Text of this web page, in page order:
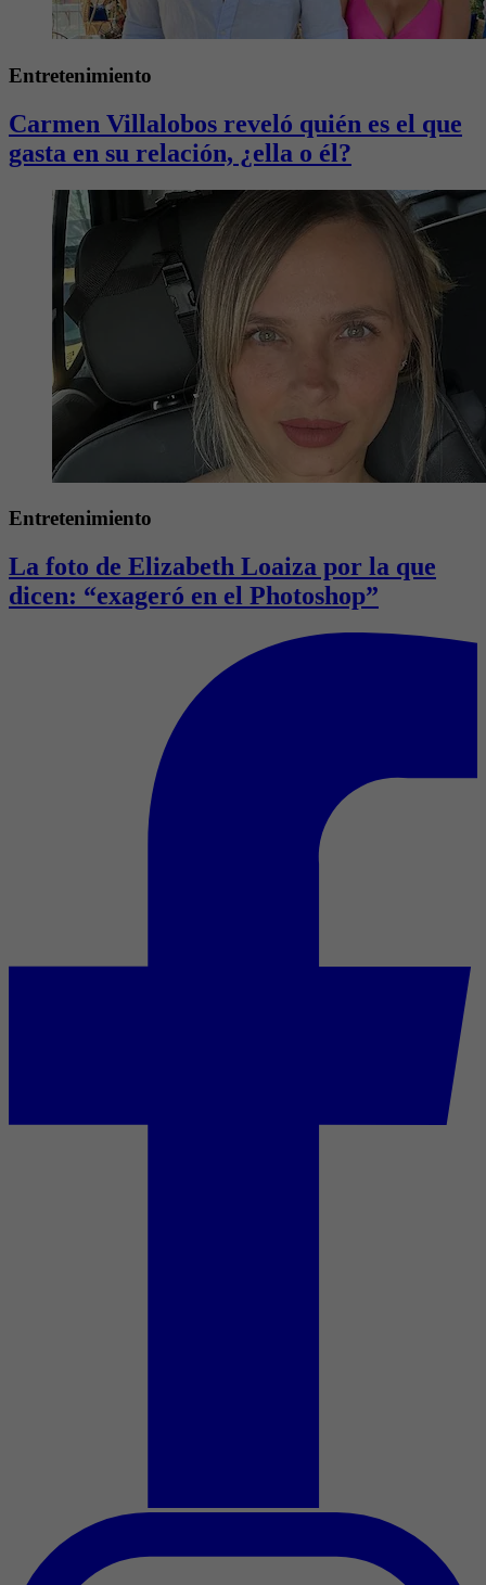
Entretenimiento
Carmen Villalobos reveló quién es el que
gasta en su relación, ¿ella o él?
Entretenimiento
La foto de Elizabeth Loaiza por la que
dicen: “exageró en el Photoshop”